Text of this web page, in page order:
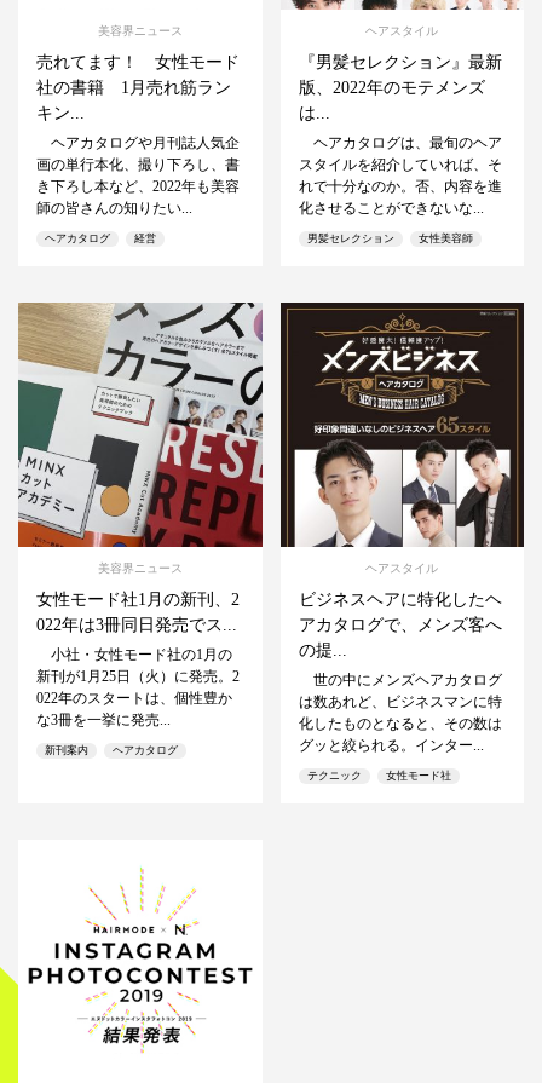
美容界ニュース
売れてます！ 女性モード
社の書籍 1月売れ筋ラン
キン...
ヘアカタログや月刊誌人気企
画の単行本化、撮り下ろし、書
き下ろし本など、2022年も美容
師の皆さんの知りたい...
ヘアカタログ 経営
ヘアスタイル
『男髪セレクション』最新
版、2022年のモテメンズ
は...
ヘアカタログは、最旬のヘア
スタイルを紹介していれば、そ
れで十分なのか。否、内容を進
化させることができないな...
男髪セレクション 女性美容師
美容界ニュース
女性モード社1月の新刊、2
022年は3冊同日発売でス...
小社・女性モード社の1月の
新刊が1月25日（火）に発売。2
022年のスタートは、個性豊か
な3冊を一挙に発売...
新刊案内 ヘアカタログ
ヘアスタイル
ビジネスヘアに特化したヘ
アカタログで、メンズ客へ
の提...
世の中にメンズヘアカタログ
は数あれど、ビジネスマンに特
化したものとなると、その数は
グッと絞られる。インター...
テクニック 女性モード社